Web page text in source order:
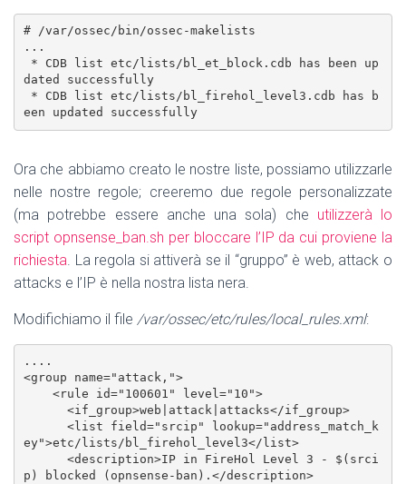
# /var/ossec/bin/ossec-makelists
...
dated successfully
een updated successfully
Ora che abbiamo creato le nostre liste, possiamo utilizzarle
nelle nostre regole; creeremo due regole personalizzate
(ma potrebbe essere anche una sola) che utilizzerà lo
script opnsense_ban.sh per bloccare l’IP da cui proviene la
richiesta. La regola si attiverà se il “gruppo” è web, attack o
attacks e l’IP è nella nostra lista nera.
Modifichiamo il file /var/ossec/etc/rules/local_rules.xml:
....
<group name="attack,">
ey">etc/lists/bl_firehol_level3</list>
p) blocked (opnsense-ban).</description>